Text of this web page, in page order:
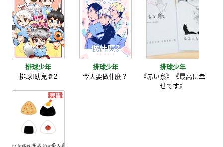
排球少年
排球!幼兒園2
排球少年
今天要做什麼？
排球少年
《赤い糸》《最高に幸
せです》